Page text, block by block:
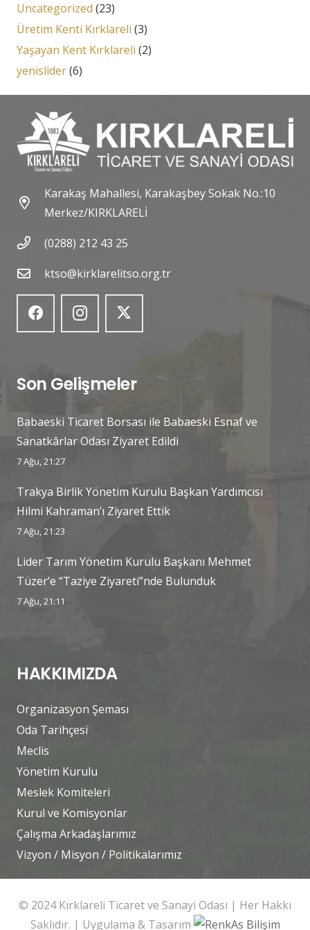
Uncategorized (23)
Üretim Kenti Kırklareli (3)
Yaşayan Kent Kırklareli (2)
yenislider(6)
Karakaş Mahallesi, Karakaşbey Sokak No.:10
Merkez/KIRKLARELİ
(0288) 212 43 25
ktso@kirklarelitso.org.tr
Son Gelişmeler
Babaeski Ticaret Borsası ile Babaeski Esnaf ve
Sanatkârlar Odası Ziyaret Edildi
7 Ağu, 21:27
Trakya Birlik Yönetim Kurulu Başkan Yardımcısı
Hilmi Kahraman’ı Ziyaret Ettik
7 Ağu, 21:23
Lider Tarım Yönetim Kurulu Başkanı Mehmet
Tüzer’e “Taziye Ziyareti”nde Bulunduk
7 Ağu, 21:11
HAKKIMIZDA
Organizasyon Şeması
Oda Tarihçesi
Meclis
Yönetim Kurulu
Meslek Komiteleri
Kurul ve Komisyonlar
Çalışma Arkadaşlarımız
Vizyon / Misyon / Politikalarımız
© 2024 Kırklareli Ticaret ve Sanayi Odası | Her Hakkı
Saklıdır. | Uygulama & Tasarım